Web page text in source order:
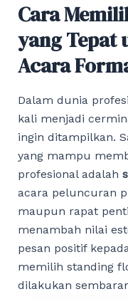
Cara
yang Tepat
Acara
Dalam dunia
kali menjadi
ingin ditampilkan.
yang mampu
profesional adalah
acara peluncuran
maupun rapat
menambah nilai
pesan positif
memilih standing
dilakukan